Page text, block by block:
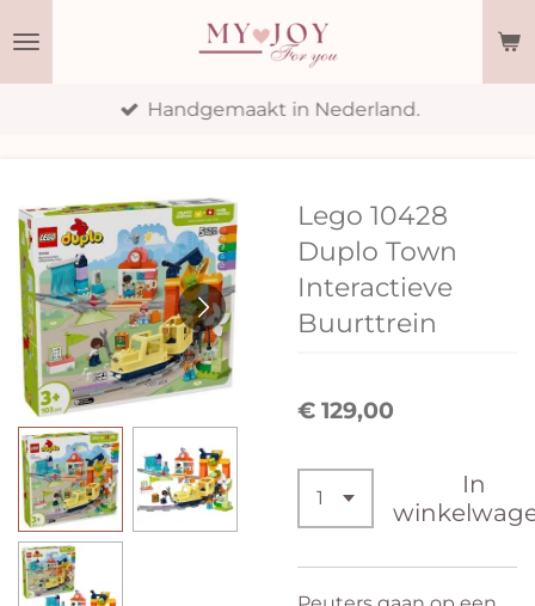
Handgemaakt in Nederland.
Lego 10428
Duplo Town
Interactieve
Buurttrein
€ 129,00
In